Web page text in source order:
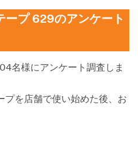
ープ 629のアンケート
名様にアンケート調査しま
を店舗で使い始めた後、お